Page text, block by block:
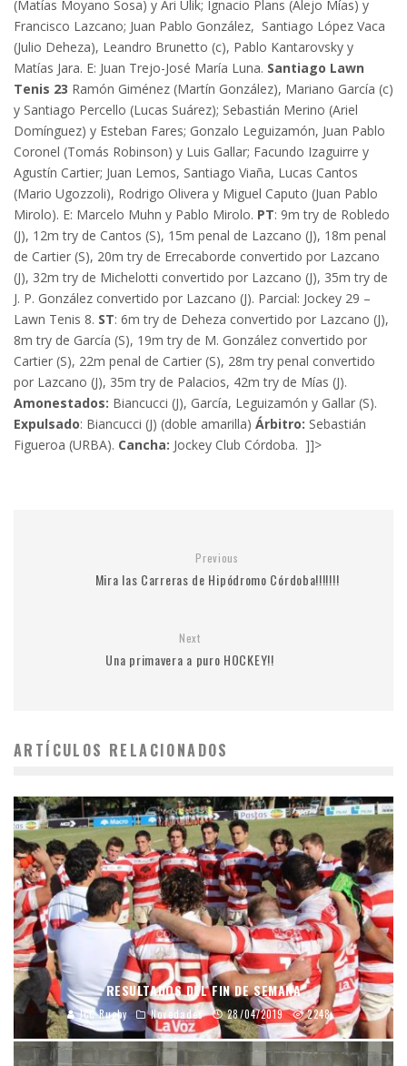
(Matías Moyano Sosa) y Ari Ulik; Ignacio Plans (Alejo Mías) y
Francisco Lazcano; Juan Pablo González, Santiago López Vaca
(Julio Deheza), Leandro Brunetto (c), Pablo Kantarovsky y
Matías Jara. E: Juan Trejo-José María Luna. Santiago Lawn
Tenis 23 Ramón Giménez (Martín González), Mariano García (c)
y Santiago Percello (Lucas Suárez); Sebastián Merino (Ariel
Domínguez) y Esteban Fares; Gonzalo Leguizamón, Juan Pablo
Coronel (Tomás Robinson) y Luis Gallar; Facundo Izaguirre y
Agustín Cartier; Juan Lemos, Santiago Viaña, Lucas Cantos
(Mario Ugozzoli), Rodrigo Olivera y Miguel Caputo (Juan Pablo
Mirolo). E: Marcelo Muhn y Pablo Mirolo. PT: 9m try de Robledo
(J), 12m try de Cantos (S), 15m penal de Lazcano (J), 18m penal
de Cartier (S), 20m try de Errecaborde convertido por Lazcano
(J), 32m try de Michelotti convertido por Lazcano (J), 35m try de
J. P. González convertido por Lazcano (J). Parcial: Jockey 29 –
Lawn Tenis 8. ST: 6m try de Deheza convertido por Lazcano (J),
8m try de García (S), 19m try de M. González convertido por
Cartier (S), 22m penal de Cartier (S), 28m try penal convertido
por Lazcano (J), 35m try de Palacios, 42m try de Mías (J).
Amonestados: Biancucci (J), García, Leguizamón y Gallar (S).
Expulsado: Biancucci (J) (doble amarilla) Árbitro: Sebastián
Figueroa (URBA). Cancha: Jockey Club Córdoba. ]]>
Previous
Mira las Carreras de Hipódromo Córdoba!!!!!!!
Next
Una primavera a puro HOCKEY!!
ARTÍCULOS RELACIONADOS
RESULTADOS DEL FIN DE SEMANA
JCC Rugby Novedades 28/04/2019 2248